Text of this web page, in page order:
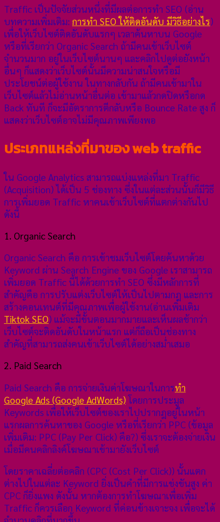
Traffic เป็นปัจจัยส่วนหนึ่งที่มีผลต่อการทำ SEO (อ่าน
บทความเพิ่มเติม: การทำ SEO ให้ติดอันดับ มีวิธีอย่างไร)
เพื่อให้เว็บไซต์ติดอันดับแรกๆ เวลาค้นหาบน Google
หรือที่เรียกว่า Organic Search ถ้ามีคนเข้าเว็บไซต์
จำนวนมาก อยู่ในเว็บไซต์นานๆ และคลิกไปดูต่อยังหน้า
อื่นๆ ก็แสดงว่าเว็บไซต์นั้นมีความน่าสนใจหรือมี
ประโยชน์ต่อผู้ใช้งาน ในทางกลับกัน ถ้ามีคนเข้ามาใน
เว็บไซต์แล้วไม่อ่านหน้าอื่นต่อ เข้ามาแล้วกดปิดหรือกด
Back ทันที ก็จะมีอัตราการตีกลับหรือ Bounce Rate สูง ก็
แสดงว่าเว็บไซต์อาจไม่มีคุณภาพเพียงพอ
ประเภทแหล่งที่มาของ web traffic
ใน Google Analytics สามารถแบ่งแหล่งที่มา Traffic
(Acquisition) ได้เป็น 5 ช่องทาง ซึ่งในแต่ละส่วนนั้นก็มีวิธี
การเพิ่มยอด Traffic หาคนเข้าเว็บไซต์ที่แตกต่างกันไป
ดังนี้
1. Organic Search
Organic Search คือ การเข้าชมเว็บไซต์โดยค้นหาด้วย
Keyword ผ่าน Search Engine ของ Google เราสามารถ
เพิ่มยอด Traffic นี้ได้ด้วยการทำ SEO ซึ่งมีหลักการที่
สำคัญคือ การปรับแต่งเว็บไซต์ให้เป็นไปตามกฎ และการ
สร้างคอนเทนต์ที่มีคุณภาพเพื่อผู้ใช้งาน(อ่านเพิ่มเติม
Tiktok SEO) แม้จะมีขั้นตอนมากมายและเห็นผลช้ากว่า
เว็บไซต์จะติดอันดับในหน้าแรก แต่ก็ถือเป็นช่องทาง
สำคัญที่สามารถส่งคนเข้าเว็บไซต์ได้อย่างสม่ำเสมอ
2. Paid Search
Paid Search คือ การจ่ายเงินค่าโฆษณาในการทำ
Google Ads (Google AdWords)โดยการประมูล
Keywords เพื่อให้เว็บไซต์ของเราไปปรากฎอยู่ในหน้า
แรกผลการค้นหาของ Google หรือที่เรียกว่า PPC (ข้อมูล
เพิ่มเติม: PPC (Pay Per Click) คือ?) ซึ่งเราจะต้องจ่ายเงิน
เมื่อมีคนคลิกลิงค์โฆษณาเข้ามายังเว็บไซต์
โดยราคาเฉลี่ยต่อคลิก (CPC (Cost Per Click)) นั้นแตก
ต่างไปในแต่ละ Keyword ยิ่งเป็นคำที่มีการแข่งขันสูง ค่า
CPC ก็ยิ่งแพง ดังนั้น หากต้องการทำโฆษณาเพื่อเพิ่ม
Traffic ก็ควรเลือก Keyword ที่ค่อนข้างเจาะจง เพื่อจะได้